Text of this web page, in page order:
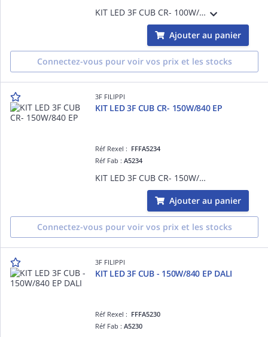
KIT LED 3F CUB CR- 100W/840 DALI
Ajouter au panier
Connectez-vous pour voir vos prix et les stocks
3F FILIPPI
KIT LED 3F CUB CR- 150W/840 EP
Réf Rexel : FFFA5234
Réf Fab :A5234
KIT LED 3F CUB CR- 150W/840 EP
Ajouter au panier
Connectez-vous pour voir vos prix et les stocks
3F FILIPPI
KIT LED 3F CUB - 150W/840 EP DALI
Réf Rexel : FFFA5230
Réf Fab :A5230